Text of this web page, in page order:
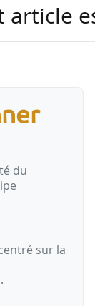
en tant
article
du
sur la